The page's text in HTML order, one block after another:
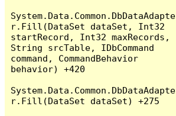
System.Data.Common.DbDataAdapte
r.Fill(DataSet dataSet, Int32
startRecord, Int32 maxRecords,
String srcTable, IDbCommand
command, CommandBehavior
behavior) +420
System.Data.Common.DbDataAdapte
r.Fill(DataSet dataSet) +275